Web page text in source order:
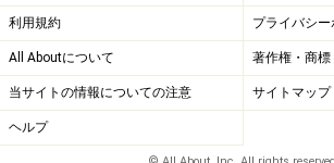
も、それほどクルマによってサイズが
りませんので、PITWORKから国産各メ
向けてラインナップされています。と
輸入車についても、シャフトの径など
流用できる可能性は高いと思います（
利用規約 プライバシー
All Aboutについて 著作権・商標
当サイトの情報についての注意 サイトマップ
ヘルプ